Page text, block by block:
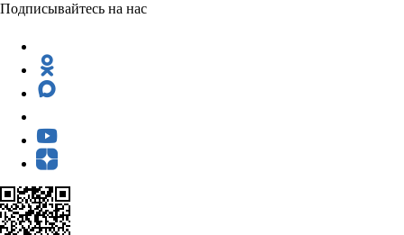
Подписывайтесь на нас